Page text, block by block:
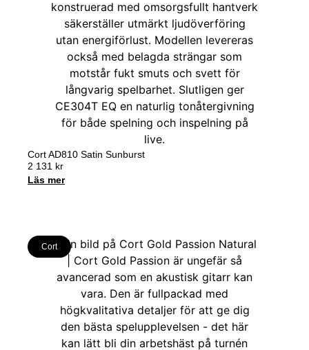
Cort AD810 Satin Sunburst
2 131 kr
Läs mer
Cort